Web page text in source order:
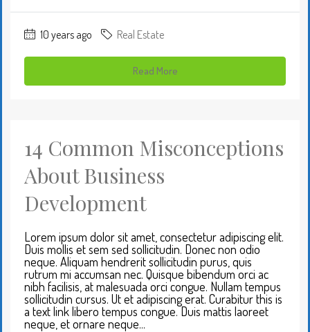
10 years ago Real Estate
Read More
14 Common Misconceptions
About Business
Development
Lorem ipsum dolor sit amet, consectetur adipiscing elit.
Duis mollis et sem sed sollicitudin. Donec non odio
neque. Aliquam hendrerit sollicitudin purus, quis
rutrum mi accumsan nec. Quisque bibendum orci ac
nibh facilisis, at malesuada orci congue. Nullam tempus
sollicitudin cursus. Ut et adipiscing erat. Curabitur this is
a text link libero tempus congue. Duis mattis laoreet
neque, et ornare neque...